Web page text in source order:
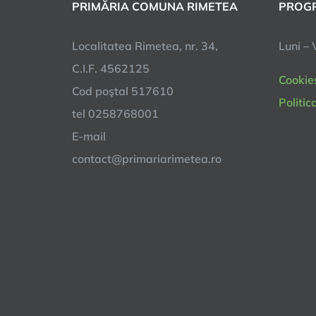
PRIMĂRIA COMUNA RIMETEA
Localitatea Rimetea, nr. 34,
C.I.F. 4562125
Cod poştal 517610
tel 0258768001
E-mail
contact@primariarimetea.ro
Luni –